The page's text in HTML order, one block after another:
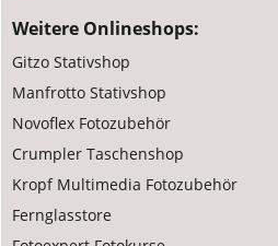
Weitere Onlineshops:
Gitzo Stativshop
Manfrotto Stativshop
Novoflex Fotozubehör
Crumpler Taschenshop
Kropf Multimedia Fotozubehör
Fernglasstore